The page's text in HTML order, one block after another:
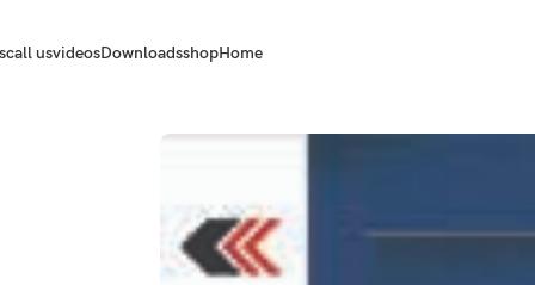
Home
shop
Downloads
videos
call us